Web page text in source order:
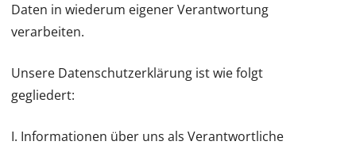
Daten in wiederum eigener Verantwortung
verarbeiten.
Unsere Datenschutzerklärung ist wie folgt
gegliedert:
I. Informationen über uns als Verantwortliche